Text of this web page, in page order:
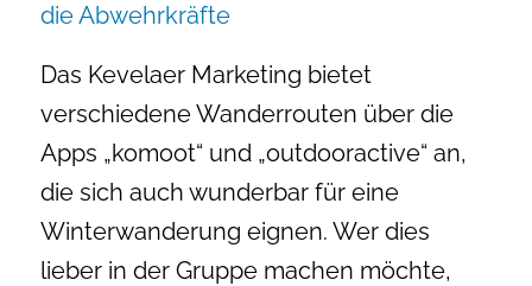
die Abwehrkräfte
Das Kevelaer Marketing bietet
verschiedene Wanderrouten über die
Apps „komoot“ und „outdooractive“ an,
die sich auch wunderbar für eine
Winterwanderung eignen. Wer dies
lieber in der Gruppe machen möchte,